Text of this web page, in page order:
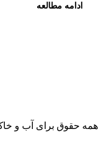
ادامه مطالعه
همه حقوق برای آب و